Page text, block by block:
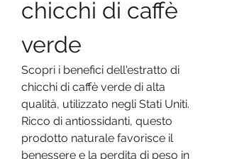
chicchi di caffè
verde
Scopri i benefici dell'estratto di
chicchi di caffè verde di alta
qualità, utilizzato negli Stati Uniti.
Ricco di antiossidanti, questo
prodotto naturale favorisce il
benessere e la perdita di peso in